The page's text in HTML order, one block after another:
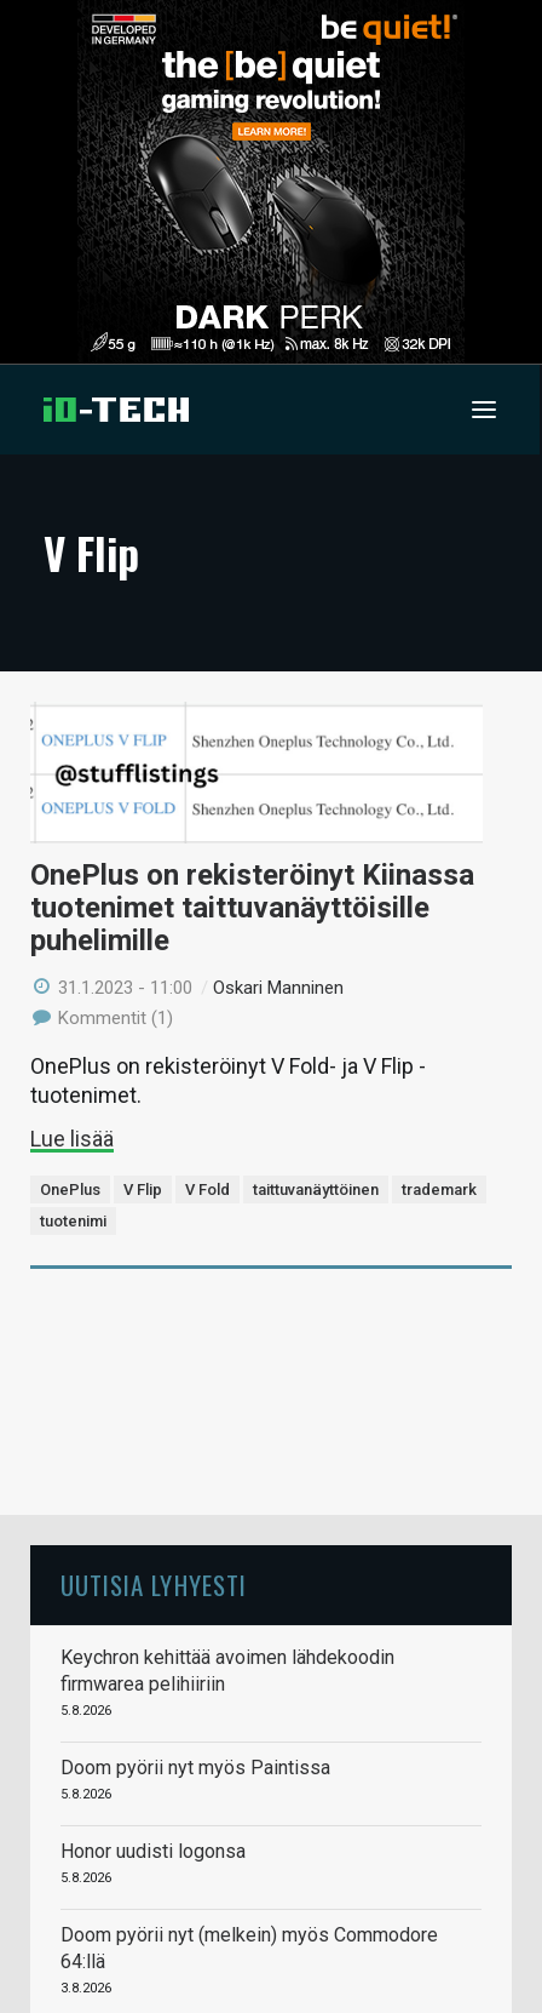
ARTIKKELIT
TECHBBS
TIETOA
HINTA.FI
VAIHDA TEEMA
HAKU
V Flip
OnePlus on rekisteröinyt Kiinassa
tuotenimet taittuvanäyttöisille
puhelimille
31.1.2023 - 11:00 /Oskari Manninen
Kommentit (1)
OnePlus on rekisteröinyt V Fold- ja V Flip -
tuotenimet.
Lue lisää
OnePlus V Flip V Fold taittuvanäyttöinen
trademark
tuotenimi
UUTISIA LYHYESTI
Keychron kehittää avoimen lähdekoodin
firmwarea pelihiiriin
5.8.2026
Doom pyörii nyt myös Paintissa
5.8.2026
Honor uudisti logonsa
5.8.2026
Doom pyörii nyt (melkein) myös Commodore
64:llä
3.8.2026